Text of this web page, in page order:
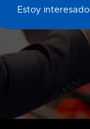
Estoy interesado